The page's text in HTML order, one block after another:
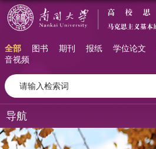
全部 图书 期刊 报纸 学位论文
音视频
导航